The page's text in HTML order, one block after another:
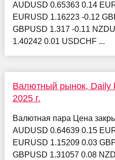
AUDUSD 0.65363 0.14
EURUSD 1.16223 -0.12
GBPUSD 1.317 -0.11
1.40242 0.01 USDCHF ...
Валютный рынок, Daily
2025 г.
Валютная пара Цена
AUDUSD 0.64639 0.15
EURUSD 1.15209 0.03
GBPUSD 1.31057 0.08